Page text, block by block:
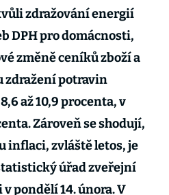
zdražování energií
DPH pro domácnosti,
změně ceníků zboží a
zdražení potravin
až 10,9 procenta, v
Zároveň se shodují,
inflaci, zvláště letos, je
úřad zveřejní
pondělí 14. února. V